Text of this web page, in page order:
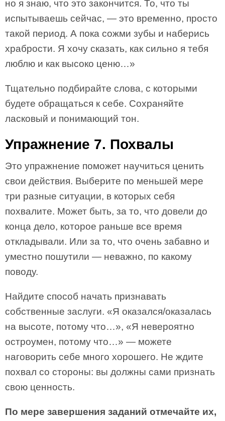
но я знаю, что это закончится. То, что ты
испытываешь сейчас, — это временно, просто
такой период. А пока сожми зубы и наберись
храбрости. Я хочу сказать, как сильно я тебя
люблю и как высоко ценю…»
Тщательно подбирайте слова, с которыми
будете обращаться к себе. Сохраняйте
ласковый и понимающий тон.
Упражнение 7. Похвалы
Это упражнение поможет научиться ценить
свои действия. Выберите по меньшей мере
три разные ситуации, в которых себя
похвалите. Может быть, за то, что довели до
конца дело, которое раньше все время
откладывали. Или за то, что очень забавно и
уместно пошутили — неважно, по какому
поводу.
Найдите способ начать признавать
собственные заслуги. «Я оказался/оказалась
на высоте, потому что…», «Я невероятно
остроумен, потому что…» — можете
наговорить себе много хорошего. Не ждите
похвал со стороны: вы должны сами признать
свою ценность.
По мере завершения заданий отмечайте их,